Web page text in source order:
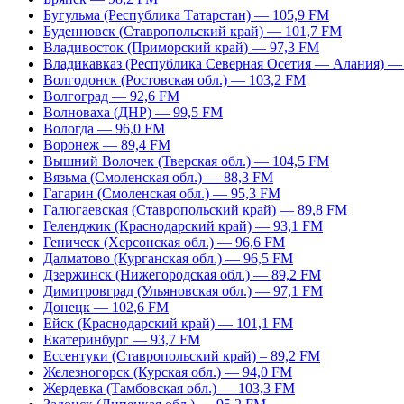
Бугульма (Республика Татарстан) — 105,9 FM
Буденновск (Ставропольский край) — 101,7 FM
Владивосток (Приморский край) — 97,3 FM
Владикавказ (Республика Северная Осетия — Алания)
Волгодонск (Ростовская обл.) — 103,2 FM
Волгоград — 92,6 FM
Волноваха (ДНР) — 99,5 FM
Вологда — 96,0 FM
Воронеж — 89,4 FM
Вышний Волочек (Тверская обл.) — 104,5 FM
Вязьма (Смоленская обл.) — 88,3 FM
Гагарин (Смоленская обл.) — 95,3 FM
Галюгаевская (Ставропольский край) — 89,8 FM
Геленджик (Краснодарский край) — 93,1 FM
Геническ (Херсонская обл.) — 96,6 FM
Далматово (Курганская обл.) — 96,5 FM
Дзержинск (Нижегородская обл.) — 89,2 FM
Димитровград (Ульяновская обл.) — 97,1 FM
Донецк — 102,6 FM
Ейск (Краснодарский край) — 101,1 FM
Екатеринбург — 93,7 FM
Ессентуки (Ставропольский край) – 89,2 FM
Железногорск (Курская обл.) — 94,0 FM
Жердевка (Тамбовская обл.) — 103,3 FM